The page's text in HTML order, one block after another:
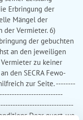
Erbringung der
Mängel der
der Vermieter. 6)
der gebuchten
an den jeweiligen
zu keiner
den SECRA Fewo-
zur Seite. --------
Dear guest, we